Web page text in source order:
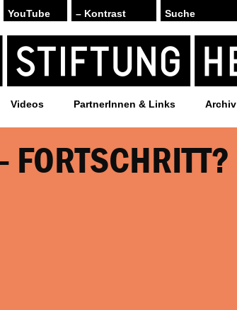
YouTube – Kontrast
Videos PartnerInnen & Links Archiv
FORTSCHRITT?